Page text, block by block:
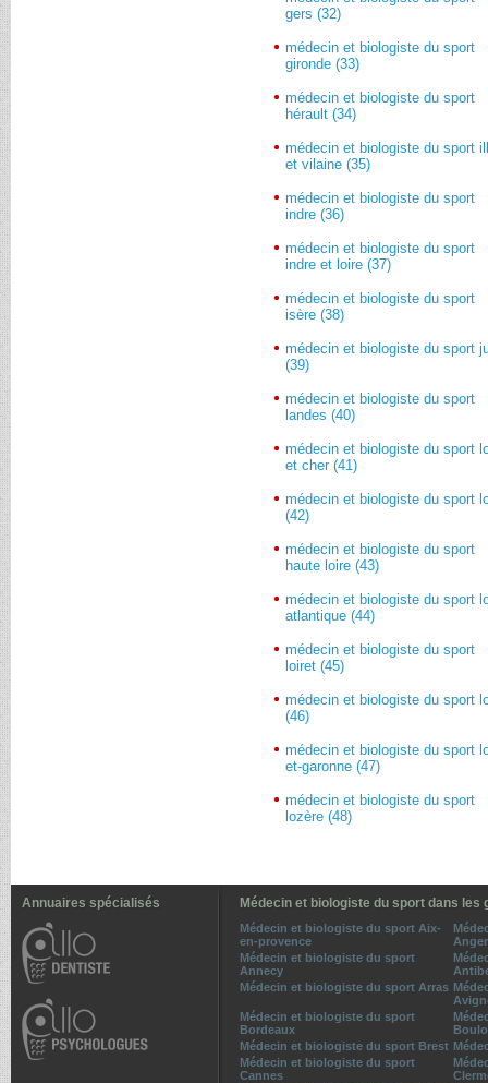
gers (32)
médecin et biologiste du sport
gironde (33)
médecin et biologiste du sport
hérault (34)
médecin et biologiste du sport
et vilaine (35)
médecin et biologiste du sport
indre (36)
médecin et biologiste du sport
indre et loire (37)
médecin et biologiste du sport
isère (38)
médecin et biologiste du sport
(39)
médecin et biologiste du sport
landes (40)
médecin et biologiste du sport
et cher (41)
médecin et biologiste du sport
(42)
médecin et biologiste du sport
haute loire (43)
médecin et biologiste du sport
atlantique (44)
médecin et biologiste du sport
loiret (45)
médecin et biologiste du sport
(46)
médecin et biologiste du sport
et-garonne (47)
médecin et biologiste du sport
lozère (48)
Annuaires spécialisés Médecin et biologiste du sport dans les
Médecin et biologiste du sport Aix-
en-provence
Médecin et biologiste du sport
Annecy
Médecin et biologiste du sport Arras
Médecin et biologiste du sport
Bordeaux
Médecin et biologiste du sport Brest
Médecin et biologiste du sport
Cannes